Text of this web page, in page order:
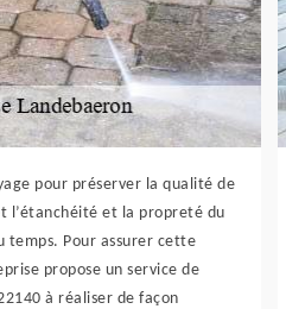
pour préserver la qualité de
l’étanchéité et la propreté du
temps. Pour assurer cette
propose un service de
à réaliser de façon